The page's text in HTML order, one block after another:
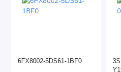
6FX8002-5DS61-1BF0